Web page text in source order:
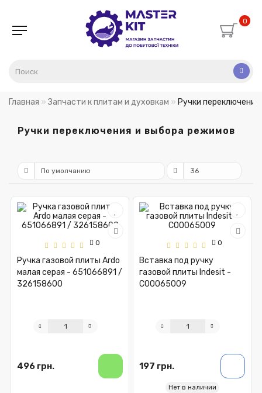
0
Главная Запчасти к плитам и духовкам Ручки
Ручки переключения и выбора режимов
0
Ручка газовой плиты Ardo
малая серая - 651066891 /
326158600
496 грн.
0
Вставка под ручку
газовой плиты Indesit -
C00065009
197 грн.
Нет в наличии